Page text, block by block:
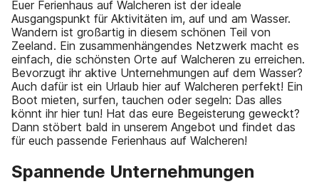
Euer Ferienhaus auf Walcheren ist der ideale
Ausgangspunkt für Aktivitäten im, auf und am Wasser.
Wandern ist großartig in diesem schönen Teil von
Zeeland. Ein zusammenhängendes Netzwerk macht es
einfach, die schönsten Orte auf Walcheren zu erreichen.
Bevorzugt ihr aktive Unternehmungen auf dem Wasser?
Auch dafür ist ein Urlaub hier auf Walcheren perfekt! Ein
Boot mieten, surfen, tauchen oder segeln: Das alles
könnt ihr hier tun! Hat das eure Begeisterung geweckt?
Dann stöbert bald in unserem Angebot und findet das
für euch passende Ferienhaus auf Walcheren!
Spannende Unternehmungen